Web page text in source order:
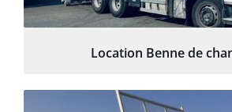
Location Benne de